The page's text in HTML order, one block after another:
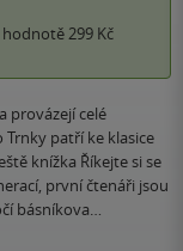
299 Kč
provázejí celé
Trnky patří ke klasice
knížka Říkejte si se
první čtenáři jsou
básníkova…